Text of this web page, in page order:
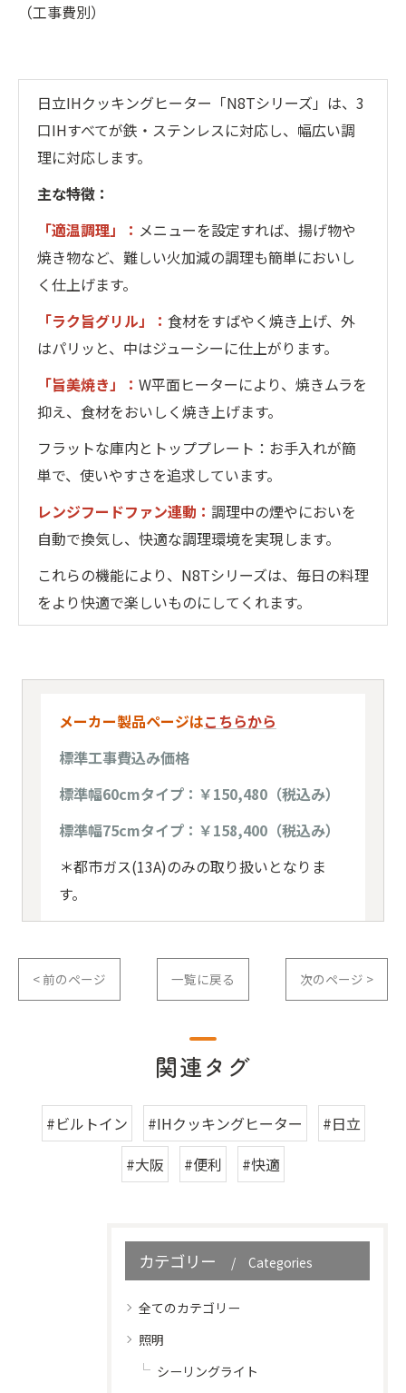
（工事費別）
日立IHクッキングヒーター「N8Tシリーズ」は、3
口IHすべてが鉄・ステンレスに対応し、幅広い調
理に対応します。
主な特徴：
「適温調理」： メニューを設定すれば、揚げ物や
焼き物など、難しい火加減の調理も簡単においし
く仕上げます。
「ラク旨グリル」： 食材をすばやく焼き上げ、外
はパリッと、中はジューシーに仕上がります。
「旨美焼き」： W平面ヒーターにより、焼きムラを
抑え、食材をおいしく焼き上げます。
フラットな庫内とトッププレート：お手入れが簡
単で、使いやすさを追求しています。
レンジフードファン連動： 調理中の煙やにおいを
自動で換気し、快適な調理環境を実現します。
これらの機能により、N8Tシリーズは、毎日の料理
をより快適で楽しいものにしてくれます。
メーカー製品ページはこちらから
標準工事費込み価格
標準幅60cmタイプ：￥150,480（税込み）
標準幅75cmタイプ：￥158,400（税込み）
＊都市ガス(13A)のみの取り扱いとなりま
す。
< 前のページ 一覧に戻る 次のページ >
関連タグ
#ビルトイン #IHクッキングヒーター
#日立
#大阪
#便利 #快適
カテゴリー Categories
全てのカテゴリー
照明
シーリングライト